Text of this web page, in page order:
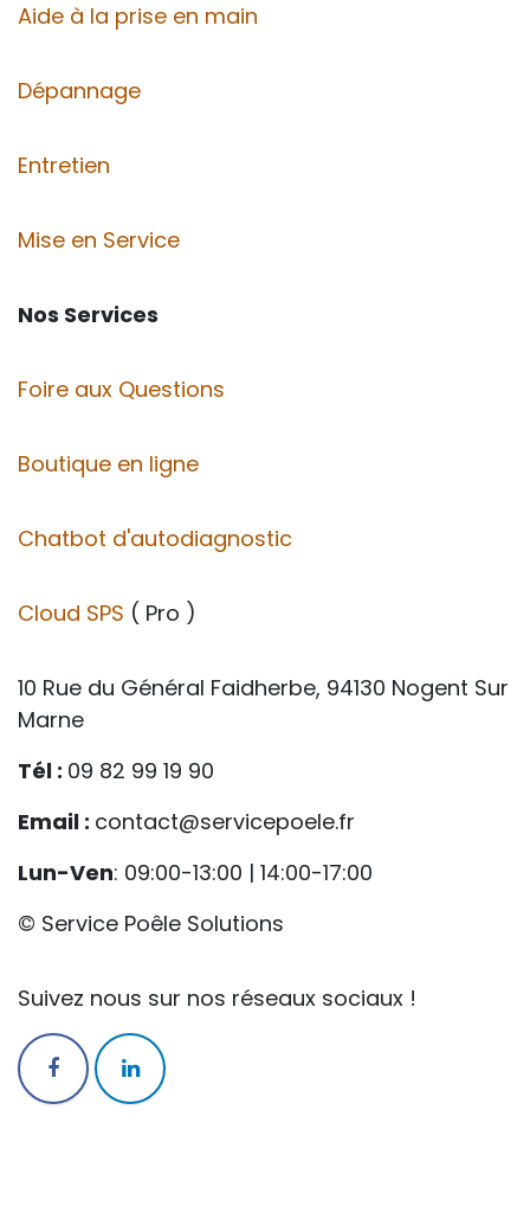
Aide à la prise en main
Dépannage
Entretien
Mise en Service
Nos Services
Foire aux Questions
Boutique en ligne
Chatbot d'autodiagnostic
Cloud SPS ( Pro )
10 Rue du Général Faidherbe, 94130 Nogent Sur
Marne
Tél : 09 82 99 19 90
Email : contact@servicepoele.fr
Lun-Ven: 09:00-13:00 | 14:00-17:00
© Service Poêle Solutions
Suivez nous sur nos réseaux sociaux !